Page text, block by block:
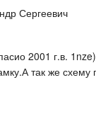
Сергеевич
2001 г.в.
так же